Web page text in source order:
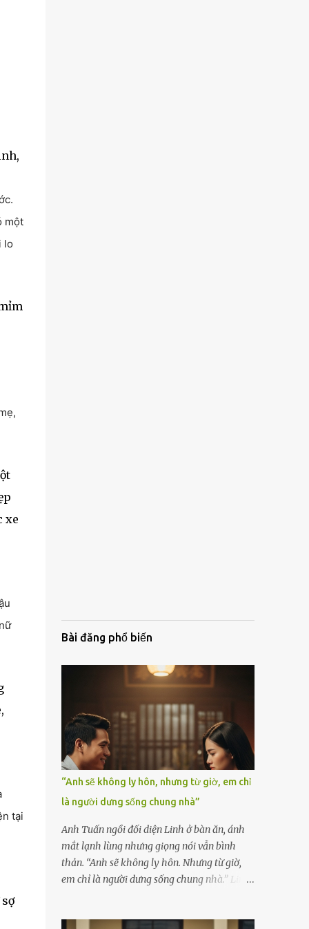
một
lo
xe
tại
Bài đăng phổ biến
“Anh sẽ không ly hôn, nhưng từ giờ, em chỉ
là người dưng sống chung nhà”
Anh Tuấn ngồi đối diện Linh ở bàn ăn, ánh
mắt lạnh lùng nhưng giọng nói vẫn bình
thản. “Anh sẽ không ly hôn. Nhưng từ giờ,
em chỉ là người dưng sống chung nhà.” Linh